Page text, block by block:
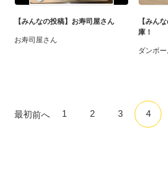
【みんなの投稿】お寿司屋さん
お寿司屋さん
【みん
庫！
ダンボー
最初前へ 1 2 3 4